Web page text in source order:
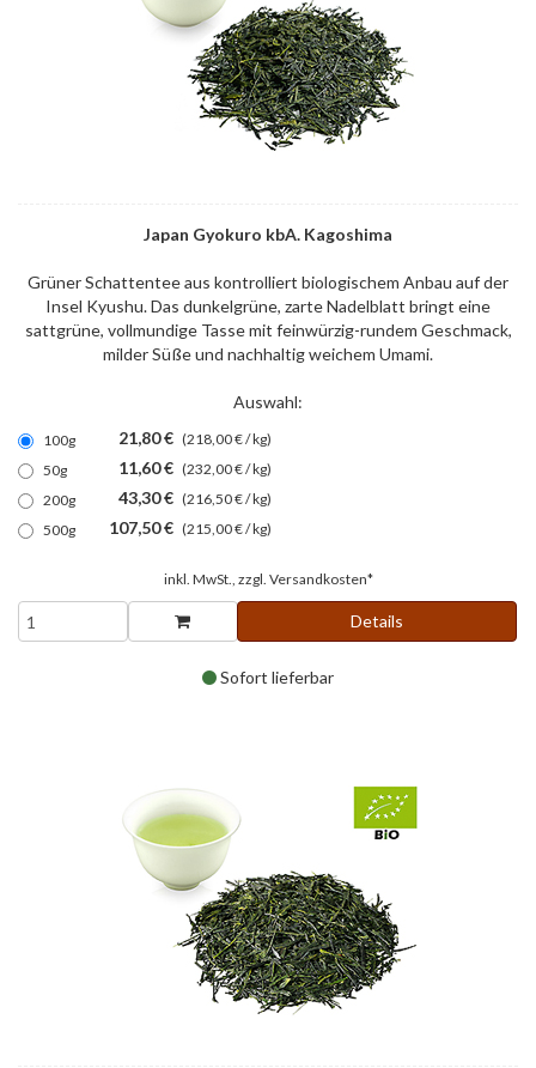
Japan Gyokuro kbA. Kagoshima
Grüner Schattentee aus kontrolliert biologischem Anbau auf der
Insel Kyushu. Das dunkelgrüne, zarte Nadelblatt bringt eine
sattgrüne, vollmundige Tasse mit feinwürzig-rundem Geschmack,
milder Süße und nachhaltig weichem Umami.
Auswahl:
100g 21,80 € (218,00 € / kg)
50g
11,60 € (232,00 € / kg)
200g
43,30 € (216,50 € / kg)
500g
107,50 € (215,00 € / kg)
inkl. MwSt., zzgl. Versandkosten*
Details
Sofort lieferbar